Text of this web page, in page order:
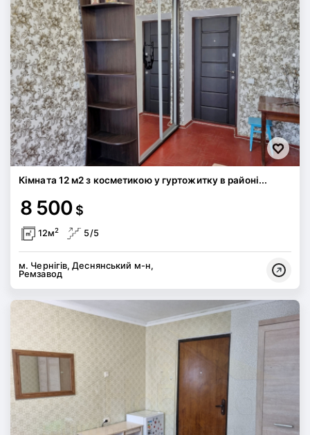
Кімната 12 м2 з косметикою у гуртожитку в районі...
8 500 $
12м2 5/5
м. Чернігів, Деснянський м-н,
Ремзавод